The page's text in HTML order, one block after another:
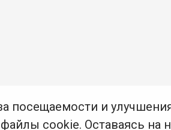
посещаемости и
cookie. Оставаясь на